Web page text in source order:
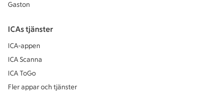
Gaston
ICAs tjänster
ICA-appen
ICA Scanna
ICA ToGo
Fler appar och tjänster